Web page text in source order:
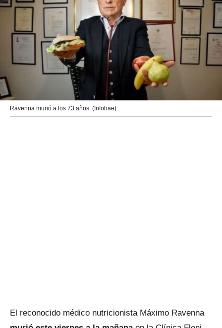
Ravenna murió a los 73 años. (Infobae)
El reconocido médico nutricionista Máximo Ravenna